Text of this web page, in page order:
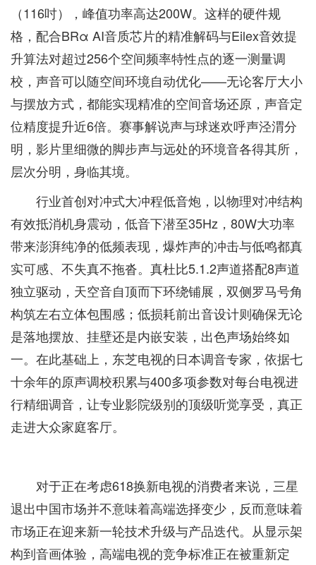
（116吋），峰值功率高达200W。这样的硬件规
格，配合BRα AI音质芯片的精准解码与Eilex音效提
升算法对超过256个空间频率特性点的逐一测量调
校，声音可以随空间环境自动优化——无论客厅大小
与摆放方式，都能实现精准的空间音场还原，声音定
位精度提升近6倍。赛事解说声与球迷欢呼声泾渭分
明，影片里细微的脚步声与远处的环境音各得其所，
层次分明，身临其境。
行业首创对冲式大冲程低音炮，以物理对冲结构
有效抵消机身震动，低音下潜至35Hz，80W大功率
带来澎湃纯净的低频表现，爆炸声的冲击与低鸣都真
实可感、不失真不拖沓。真杜比5.1.2声道搭配8声道
独立驱动，天空音自顶而下环绕铺展，双侧罗马号角
构筑左右立体包围感；低损耗前出音设计则确保无论
是落地摆放、挂壁还是内嵌安装，出色声场始终如
一。在此基础上，东芝电视的日本调音专家，依据七
十余年的原声调校积累与400多项参数对每台电视进
行精细调音，让专业影院级别的顶级听觉享受，真正
走进大众家庭客厅。
对于正在考虑618换新电视的消费者来说，三星
退出中国市场并不意味着高端选择变少，反而意味着
市场正在迎来新一轮技术升级与产品迭代。从显示架
构到音画体验，高端电视的竞争标准正在被重新定